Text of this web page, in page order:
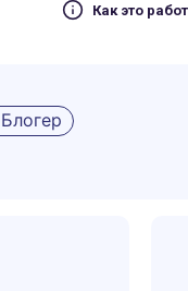
Как это
Блогер